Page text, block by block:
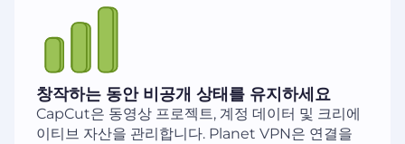
창작하는 동안 비공개 상태를 유지하세요
CapCut은 동영상 프로젝트, 계정 데이터 및 크리에
이티브 자산을 관리합니다. Planet VPN은 연결을